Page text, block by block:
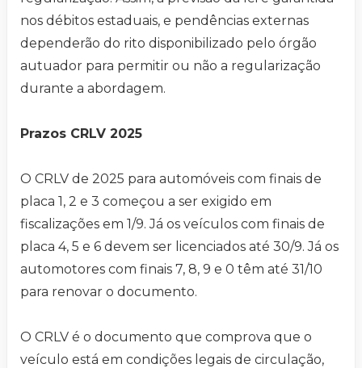
nos débitos estaduais, e pendências externas
dependerão do rito disponibilizado pelo órgão
autuador para permitir ou não a regularização
durante a abordagem.
Prazos CRLV 2025
O CRLV de 2025 para automóveis com finais de
placa 1, 2 e 3 começou a ser exigido em
fiscalizações em 1/9. Já os veículos com finais de
placa 4, 5 e 6 devem ser licenciados até 30/9. Já os
automotores com finais 7, 8, 9 e 0 têm até 31/10
para renovar o documento.
O CRLV é o documento que comprova que o
veículo está em condições legais de circulação,